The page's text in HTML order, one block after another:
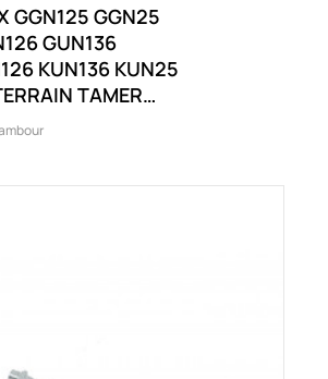
GGN125 GGN25
GUN136
KUN136 KUN25
TAMER
HILUX
GUN125